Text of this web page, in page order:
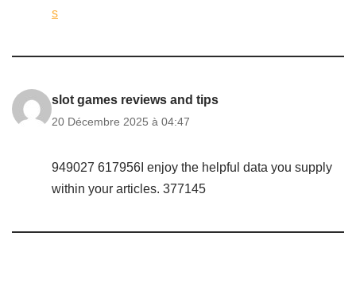
s
slot games reviews and tips
20 Décembre 2025 à 04:47
949027 617956I enjoy the helpful data you supply
within your articles. 377145